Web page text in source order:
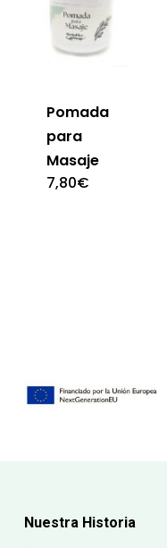
Pomada
para
Masaje
7,80€
Nuestra Historia